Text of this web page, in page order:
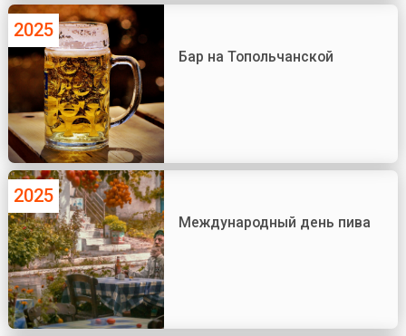
2025
Бар на Топольчанской
2025
Международный день пива